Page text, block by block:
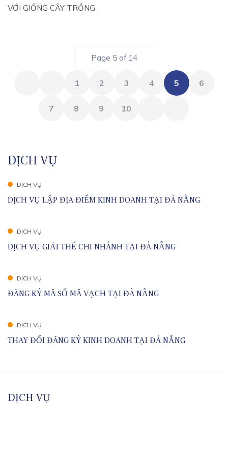
VỚI GIỐNG CÂY TRỒNG
1 2 3 4 5 6
7 8 9 10
Page 5 of 14
DỊCH VỤ
DỊCH VỤ
DỊCH VỤ LẬP ĐỊA ĐIỂM KINH DOANH TẠI ĐÀ NẴNG
DỊCH VỤ
DỊCH VỤ GIẢI THỂ CHI NHÁNH TẠI ĐÀ NẴNG
DỊCH VỤ
ĐĂNG KÝ MÃ SỐ MÃ VẠCH TẠI ĐÀ NẴNG
DỊCH VỤ
THAY ĐỔI ĐĂNG KÝ KINH DOANH TẠI ĐÀ NẴNG
DỊCH VỤ